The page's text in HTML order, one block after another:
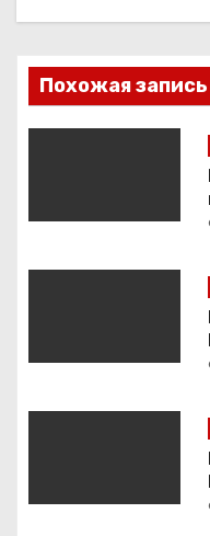
п
о
а
п
с
я
Похожая запись